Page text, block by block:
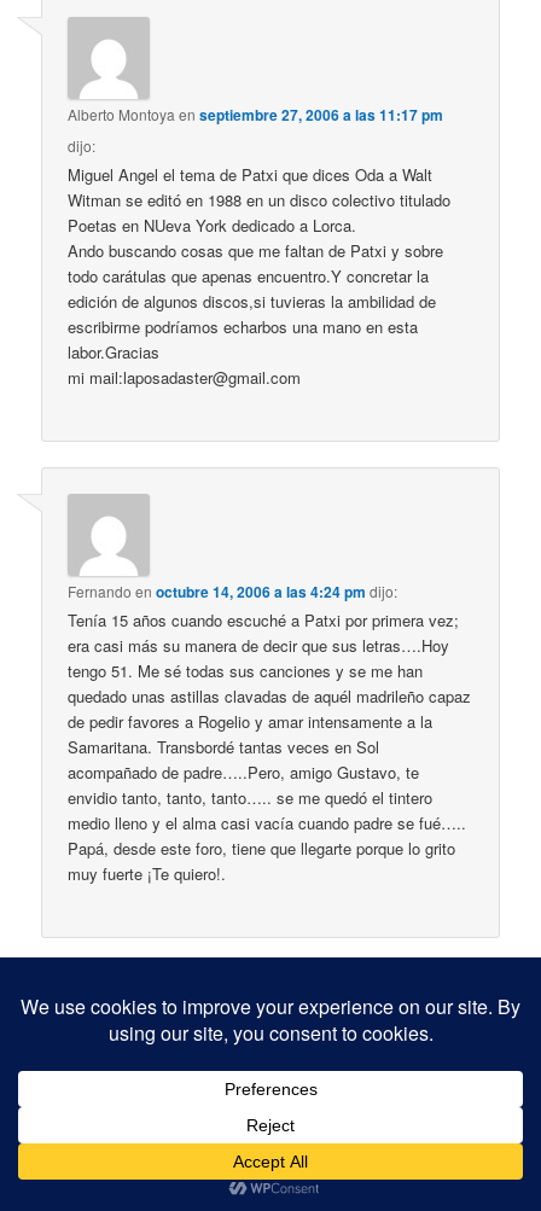
Alberto Montoya enseptiembre 27, 2006 a las 11:17 pm
dijo:
Miguel Angel el tema de Patxi que dices Oda a Walt
Witman se editó en 1988 en un disco colectivo titulado
Poetas en NUeva York dedicado a Lorca.
Ando buscando cosas que me faltan de Patxi y sobre
todo carátulas que apenas encuentro.Y concretar la
edición de algunos discos,si tuvieras la ambilidad de
escribirme podríamos echarbos una mano en esta
labor.Gracias
mi mail:laposadaster@gmail.com
Fernando enoctubre 14, 2006 a las 4:24 pm dijo:
Tenía 15 años cuando escuché a Patxi por primera vez;
era casi más su manera de decir que sus letras….Hoy
tengo 51. Me sé todas sus canciones y se me han
quedado unas astillas clavadas de aquél madrileño capaz
de pedir favores a Rogelio y amar intensamente a la
Samaritana. Transbordé tantas veces en Sol
acompañado de padre…..Pero, amigo Gustavo, te
envidio tanto, tanto, tanto….. se me quedó el tintero
medio lleno y el alma casi vacía cuando padre se fué…..
Papá, desde este foro, tiene que llegarte porque lo grito
muy fuerte ¡Te quiero!.
ANTONIO MARTIN GARCIA-HERNANDEZ
Siempre le he dicho y lo diré, desde la primera ocasión
que escuché a nuestro amigo Patxi, es profundo como
«el mar» es «mi fiel compañero» desde mi adolesencia,